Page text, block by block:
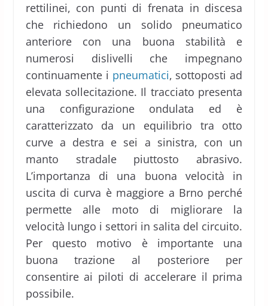
rettilinei, con punti di frenata in discesa
che richiedono un solido pneumatico
anteriore con una buona stabilità e
numerosi dislivelli che impegnano
continuamente i pneumatici, sottoposti ad
elevata sollecitazione. Il tracciato presenta
una configurazione ondulata ed è
caratterizzato da un equilibrio tra otto
curve a destra e sei a sinistra, con un
manto stradale piuttosto abrasivo.
L’importanza di una buona velocità in
uscita di curva è maggiore a Brno perché
permette alle moto di migliorare la
velocità lungo i settori in salita del circuito.
Per questo motivo è importante una
buona trazione al posteriore per
consentire ai piloti di accelerare il prima
possibile.